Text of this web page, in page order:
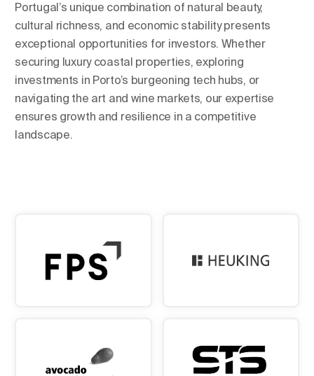
Portugal’s unique combination of natural beauty,
cultural richness, and economic stability presents
exceptional opportunities for investors. Whether
securing luxury coastal properties, exploring
investments in Porto’s burgeoning tech hubs, or
navigating the art and wine markets, our expertise
ensures growth and resilience in a competitive
landscape.